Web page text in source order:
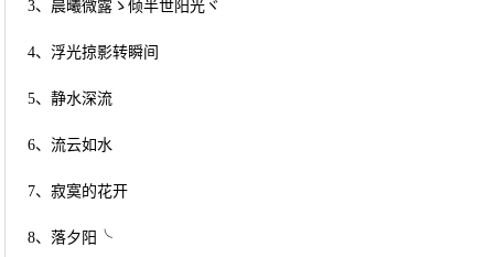
3、晨曦微露ゝ倾半世阳光ヾ
4、浮光掠影转瞬间
5、静水深流
6、流云如水
7、寂寞的花开
8、落夕阳╰